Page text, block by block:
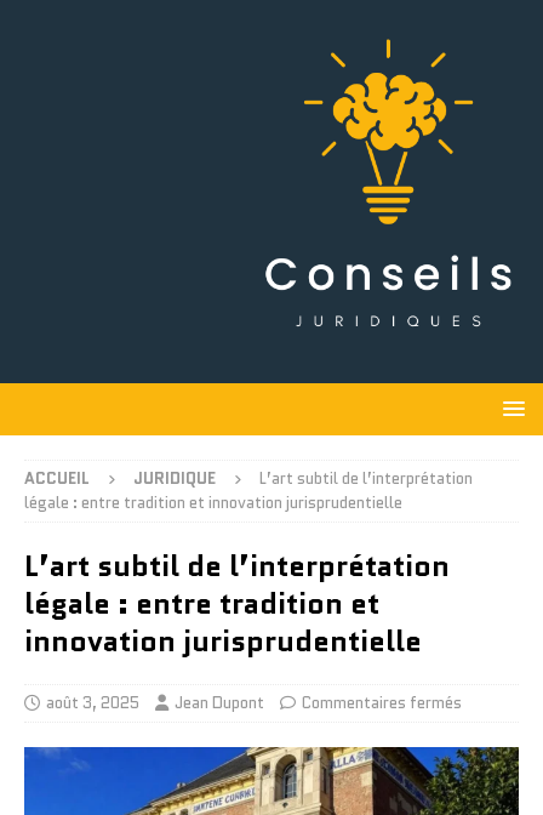
ACCUEIL JURIDIQUE
L’art subtil de l’interprétation
légale : entre tradition et innovation jurisprudentielle
L’art subtil de l’interprétation
légale : entre tradition et
innovation jurisprudentielle
août 3, 2025 Jean Dupont Commentaires fermés